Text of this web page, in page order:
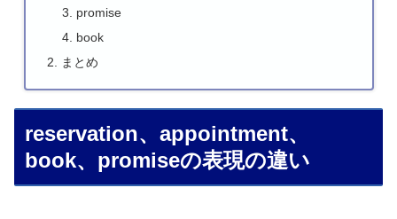
promise
book
まとめ
reservation、appointment、
book、promiseの表現の違い